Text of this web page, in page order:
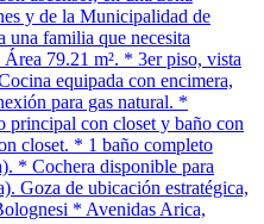
y de la Municipalidad de
una familia que necesita
79.21 m². * 3er piso, vista
equipada con encimera,
para gas natural. *
con closet y baño con
closet. * 1 baño completo
* Cochera disponible para
Goza de ubicación estratégica,
* Avenidas Arica,